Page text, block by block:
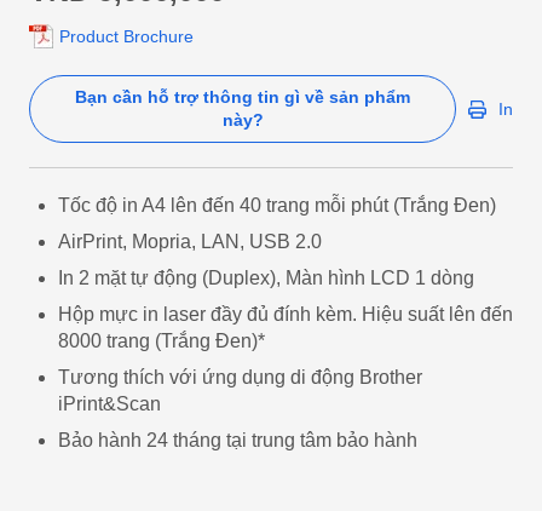
Product Brochure
Bạn cần hỗ trợ thông tin gì về sản phẩm
này?
In
Tốc độ in A4 lên đến 40 trang mỗi phút (Trắng Đen)
AirPrint, Mopria, LAN, USB 2.0
In 2 mặt tự động (Duplex), Màn hình LCD 1 dòng
Hộp mực in laser đầy đủ đính kèm. Hiệu suất lên đến
8000 trang (Trắng Đen)*
Tương thích với ứng dụng di động Brother
iPrint&Scan
Bảo hành 24 tháng tại trung tâm bảo hành